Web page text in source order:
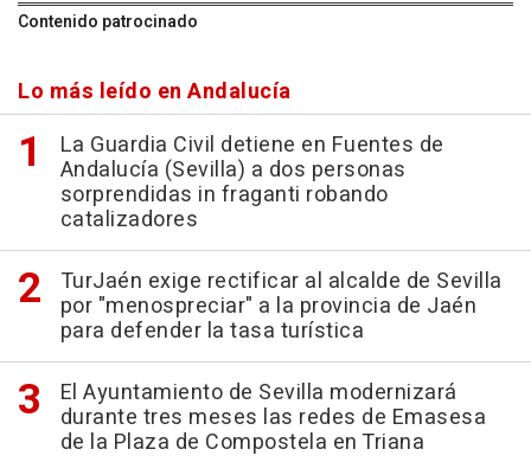
Contenido patrocinado
Lo más leído en Andalucía
La Guardia Civil detiene en Fuentes de
Andalucía (Sevilla) a dos personas
sorprendidas in fraganti robando
catalizadores
TurJaén exige rectificar al alcalde de Sevilla
por "menospreciar" a la provincia de Jaén
para defender la tasa turística
El Ayuntamiento de Sevilla modernizará
durante tres meses las redes de Emasesa
de la Plaza de Compostela en Triana